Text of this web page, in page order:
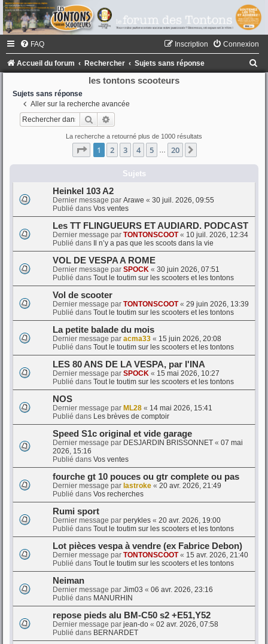
FAQ Connexion
Inscription
Accueil du forum Rechercher Sujets sans réponse
les tontons scooteurs
Sujets sans réponse
Aller sur la recherche avancée
Rechercher
La recherche a retourné plus de 1000 résultats
Page 1sur20
1 2 3 4 5 20
Sujets
Heinkel 103 A2
Dernier message par Arawe « 30 juil. 2026, 09:55
Publié dans Vos ventes
Les TT FLINGUEURS ET AUDIARD. PODCAST
Dernier message par TONTONSCOOT« 10 juil. 2026, 12:34
Publié dans Il n’y a pas que les scoots dans la vie
VOL DE VESPA A ROME
Dernier message par SPOCK « 30 juin 2026, 07:51
Publié dans Tout le toutim sur les scooters et les tontons
Vol de scooter
Dernier message par TONTONSCOOT« 29 juin 2026, 13:39
Publié dans Tout le toutim sur les scooters et les tontons
La petite balade du mois
Dernier message par acma33 « 15 juin 2026, 20:08
Publié dans Tout le toutim sur les scooters et les tontons
LES 80 ANS DE LA VESPA, par l'INA
Dernier message par SPOCK « 15 mai 2026, 10:27
Publié dans Tout le toutim sur les scooters et les tontons
NOS
Dernier message par ML28 « 14 mai 2026, 15:41
Publié dans Les brèves de comptoir
Speed S1c original et vide garage
Dernier message par DESJARDIN BRISSONNET « 07 mai
2026, 15:16
Publié dans Vos ventes
fourche gt 10 pouces ou gtr complete ou pas
Dernier message par lastroke « 20 avr. 2026, 21:49
Publié dans Vos recherches
Rumi sport
Dernier message par perykles « 20 avr. 2026, 19:00
Publié dans Tout le toutim sur les scooters et les tontons
Lot pièces vespa à vendre (ex Fabrice Debon)
Dernier message par TONTONSCOOT« 15 avr. 2026, 21:40
Publié dans Tout le toutim sur les scooters et les tontons
Neiman
Dernier message par Jim03 « 06 avr. 2026, 23:16
Publié dans MANURHIN
repose pieds alu BM-C50 s2 +E51,Y52
Dernier message par jean-do « 02 avr. 2026, 07:58
Publié dans BERNARDET